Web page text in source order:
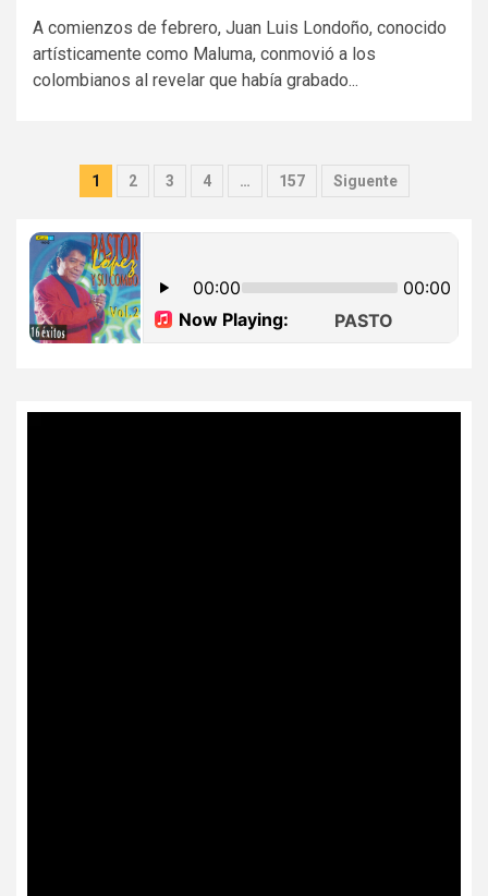
A comienzos de febrero, Juan Luis Londoño, conocido
artísticamente como Maluma, conmovió a los
colombianos al revelar que había grabado...
Paginación
entradas
1 2 3 4 … 157 Siguente